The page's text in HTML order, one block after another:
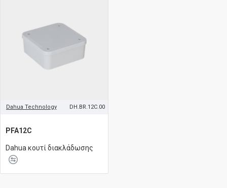
Dahua Technology DH.BR.12C.00
PFA12C
Dahua κουτί διακλάδωσης